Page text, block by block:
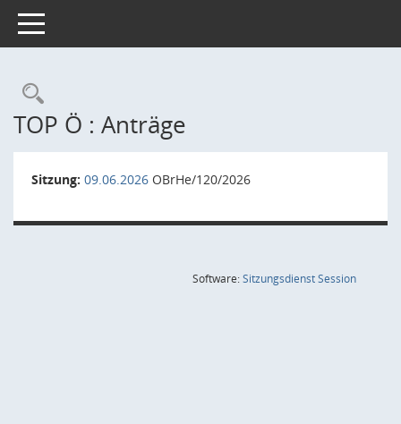
Toggle navigation
Rechercheauswahl
TOP Ö : Anträge
Sitzung: 09.06.2026 OBrHe/120/2026
Software:SitzungsdienstSession(Wird in